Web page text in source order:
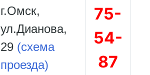
г.Омск,
ул.Дианова,
29 (схема
проезда)
75-
54-
87